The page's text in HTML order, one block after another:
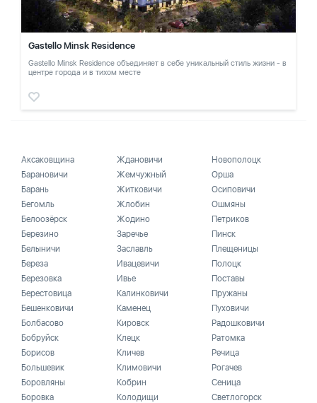
Gastello Minsk Residence
Gastello Minsk Residence объединяет в себе уникальный стиль жизни - в
центре города и в тихом месте
Аксаковщина
Барановичи
Барань
Бегомль
Белоозёрск
Березино
Белыничи
Береза
Березовка
Берестовица
Бешенковичи
Болбасово
Бобруйск
Борисов
Большевик
Боровляны
Боровка
Ждановичи
Жемчужный
Житковичи
Жлобин
Жодино
Заречье
Заславль
Ивацевичи
Ивье
Калинковичи
Каменец
Кировск
Клецк
Кличев
Климовичи
Кобрин
Колодищи
Новополоцк
Орша
Осиповичи
Ошмяны
Петриков
Пинск
Плещеницы
Полоцк
Поставы
Пружаны
Пуховичи
Радошковичи
Ратомка
Речица
Рогачев
Сеница
Светлогорск